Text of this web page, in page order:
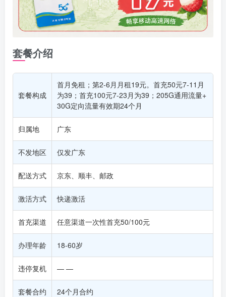
套餐介绍
套餐构成
首月免租；第2-6月月租19元。首充50元7-11月
为39；首充100元7-23月为39；205G通用流量+
30G定向流量有效期24个月
归属地 广东
不发地区 仅发广东
配送方式 京东、顺丰、邮政
激活方式 快递激活
首充渠道 任意渠道一次性首充50/100元
办理年龄 18-60岁
违停复机 — —
套餐合约 24个月合约